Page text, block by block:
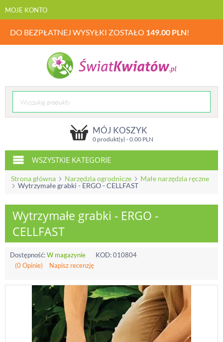
MOJE KONTO
DO BEZPŁATNEJ WYSYŁKI ZOSTAŁO 149.00 PLN!
MÓJ KOSZYK
0 produkt(y) -0.00PLN
WSZYSTKIE KATEGORIE
Strona główna Narzędzia ogrodnicze
Małe narzędzia ręczne
Wytrzymałe grabki - ERGO - CELLFAST
Wytrzymałe grabki - ERGO -
CELLFAST
Dostępność:W magazynie KOD:010804
(0 Opinie)
Napisz recenzję